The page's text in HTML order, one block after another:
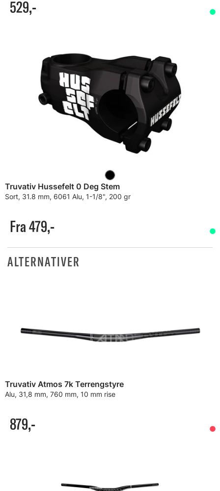
529,-
Truvativ Hussefelt 0 Deg Stem
Sort, 31.8 mm, 6061 Alu, 1-1/8", 200 gr
Fra 479,-
ALTERNATIVER
Truvativ Atmos 7k Terrengstyre
Alu, 31,8 mm, 760 mm, 10 mm rise
879,-